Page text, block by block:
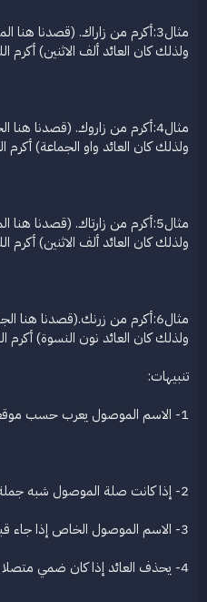
مثال3:أكرم من زاراك. (قصدنا هنا
ولذلك كان العائد ألف الاثنين) أكرم
مثال4:أكرم من زاروك. (قصدنا
ولذلك كان العائد واو الجماعة) أكرم
مثال5:أكرم من زارتاك. (قصدنا
ولذلك كان العائد ألف الاثنين) أكرم
مثال6:أكرم من زرنك.(قصدنا
ولذلك كان العائد نون النسوة) أكرم
تنبيهات:
1- الاسم الموصول يعرب حسب موقعه في الجملة
2- إذا كانت صلة الموصول شبه جملة فلا حاجة لها إلى عائد.
3- الاسم الموصول الخاص إذا جاء قبله اسم معرف أعرب نعتا له.
4- يحذف العائد إذا كان ضمي متصلا بفعل (مفعول به)